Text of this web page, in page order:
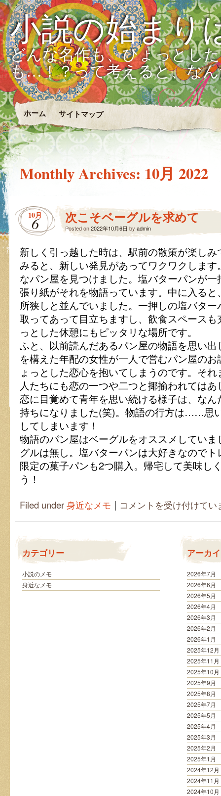
小説の始まり
どんな名作も、ひょっとし
も…！？って考えると、な
ホーム サイトマップ
Monthly Archives: 10月 2022
10月
6 次こそベーグルを求めて
Posted on2022年10月6日 by admin
新しく引っ越した時は、駅前の散策が楽し
みると、新しい発見があってワクワクしま
なパン屋を見つけました。塩バターパンが
張り紙がそれを物語っています。中に入る
所狭しと並んでいました。一押しの塩バタ
取ってあって目立ちますし、飲食スペース
っとした休憩にもピッタリな場所です。
ふと、以前読んだあるパン屋の物語を思い
を構えた年配の女性が一人で営むパン屋の
ょっとした恋心を抱いてしまうのです。そ
人たちにも恋の一つや二つと揶揄われては
恋に目覚めて青年を思い続ける様子は、な
持ちになりました(笑)。物語の行方は……思
してしまいます！
物語のパン屋はベーグルをオススメしてい
グルは無し。塩バターパンは大好きなので
限定の菓子パンも2つ購入。帰宅して美味し
う！
Filed under身近なメモ |
次
こ
グ
ル
め
て
コメントを受け付けてい
カテゴリー
小説のメモ
身近なメモ
アーカ
2026年7月
2026年6月
2026年5月
2026年4月
2026年3月
2026年2月
2026年1月
2025年12月
2025年11月
2025年10月
2025年9月
2025年8月
2025年7月
2025年5月
2025年4月
2025年3月
2025年2月
2025年1月
2024年12月
2024年11月
2024年10月